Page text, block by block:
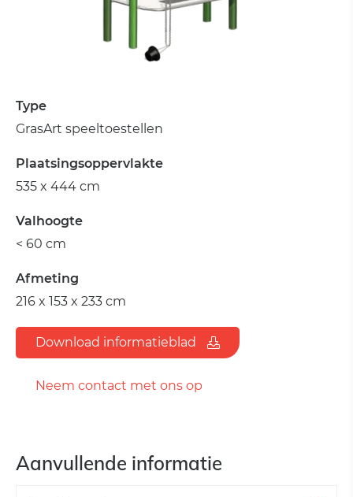
Type
GrasArt speeltoestellen
Plaatsingsoppervlakte
535 x 444 cm
Valhoogte
< 60 cm
Afmeting
216 x 153 x 233 cm
Download informatieblad
Neem contact met ons op
Aanvullende informatie